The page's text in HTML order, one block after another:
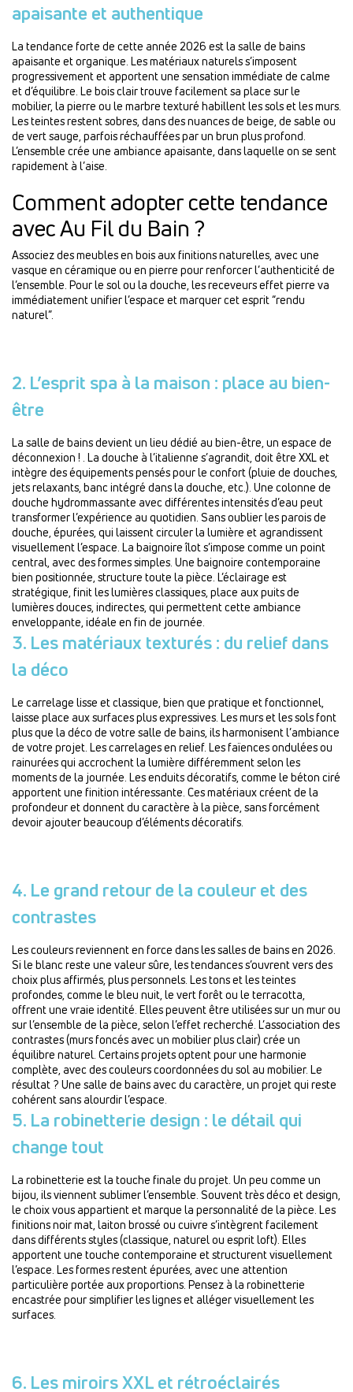
apaisante et authentique
La tendance forte de cette année 2026 est la salle de bains
apaisante et organique. Les matériaux naturels s’imposent
progressivement et apportent une sensation immédiate de calme
et d’équilibre. Le bois clair trouve facilement sa place sur le
mobilier, la pierre ou le marbre texturé habillent les sols et les murs.
Les teintes restent sobres, dans des nuances de beige, de sable ou
de vert sauge, parfois réchauffées par un brun plus profond.
L’ensemble crée une ambiance apaisante, dans laquelle on se sent
rapidement à l’aise.
Comment adopter cette tendance
avec Au Fil du Bain ?
Associez des meubles en bois aux finitions naturelles, avec une
vasque en céramique ou en pierre pour renforcer l’authenticité de
l’ensemble. Pour le sol ou la douche, les receveurs effet pierre va
immédiatement unifier l’espace et marquer cet esprit “rendu
naturel”.
2. L’esprit spa à la maison : place au bien-
être
La salle de bains devient un lieu dédié au bien-être, un espace de
déconnexion ! . La douche à l’italienne s’agrandit, doit être XXL et
intègre des équipements pensés pour le confort (pluie de douches,
jets relaxants, banc intégré dans la douche, etc.). Une colonne de
douche hydrommassante avec différentes intensités d’eau peut
transformer l’expérience au quotidien. Sans oublier les parois de
douche, épurées, qui laissent circuler la lumière et agrandissent
visuellement l’espace. La baignoire îlot s’impose comme un point
central, avec des formes simples. Une baignoire contemporaine
bien positionnée, structure toute la pièce. L’éclairage est
stratégique, finit les lumières classiques, place aux puits de
lumières douces, indirectes, qui permettent cette ambiance
enveloppante, idéale en fin de journée.
3. Les matériaux texturés : du relief dans
la déco
Le carrelage lisse et classique, bien que pratique et fonctionnel,
laisse place aux surfaces plus expressives. Les murs et les sols font
plus que la déco de votre salle de bains, ils harmonisent l’ambiance
de votre projet. Les carrelages en relief. Les faïences ondulées ou
rainurées qui accrochent la lumière différemment selon les
moments de la journée. Les enduits décoratifs, comme le béton ciré
apportent une finition intéressante. Ces matériaux créent de la
profondeur et donnent du caractère à la pièce, sans forcément
devoir ajouter beaucoup d’éléments décoratifs.
4. Le grand retour de la couleur et des
contrastes
Les couleurs reviennent en force dans les salles de bains en 2026.
Si le blanc reste une valeur sûre, les tendances s’ouvrent vers des
choix plus affirmés, plus personnels. Les tons et les teintes
profondes, comme le bleu nuit, le vert forêt ou le terracotta,
offrent une vraie identité. Elles peuvent être utilisées sur un mur ou
sur l’ensemble de la pièce, selon l’effet recherché. L’association des
contrastes (murs foncés avec un mobilier plus clair) crée un
équilibre naturel. Certains projets optent pour une harmonie
complète, avec des couleurs coordonnées du sol au mobilier. Le
résultat ? Une salle de bains avec du caractère, un projet qui reste
cohérent sans alourdir l’espace.
5. La robinetterie design : le détail qui
change tout
La robinetterie est la touche finale du projet. Un peu comme un
bijou, ils viennent sublimer l’ensemble. Souvent très déco et design,
le choix vous appartient et marque la personnalité de la pièce. Les
finitions noir mat, laiton brossé ou cuivre s’intègrent facilement
dans différents styles (classique, naturel ou esprit loft). Elles
apportent une touche contemporaine et structurent visuellement
l’espace. Les formes restent épurées, avec une attention
particulière portée aux proportions. Pensez à la robinetterie
encastrée pour simplifier les lignes et alléger visuellement les
surfaces.
6. Les miroirs XXL et rétroéclairés